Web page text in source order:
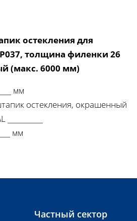
остекления для
толщина филенки 26
(макс. 6000 мм)
мм
остекления, окрашенный
мм
Частный сектор